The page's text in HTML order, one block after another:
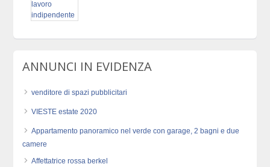
ANNUNCI IN EVIDENZA
venditore di spazi pubblicitari
VIESTE estate 2020
Appartamento panoramico nel verde con garage, 2 bagni e due
camere
Affettatrice rossa berkel